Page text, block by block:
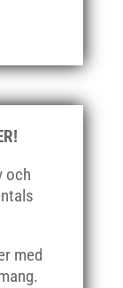
och
med